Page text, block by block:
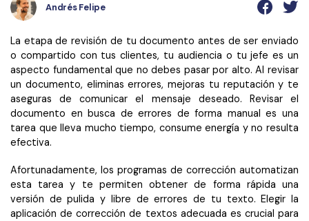
Convertir Word a PDF
Lector de IA
Más herrmientas online
Profesionales
Formulario de PDF
Firmar PDF
eSign PDF
PDF por lotes
PDF OCR
Extraer datos de PDF
Todas las herramientas de IA
Trucos para Mac
Trucos para Windows
Trucos para móviles
Ver más
¿Por qué PDFelement?
Historias de clientes
Comparación de software
Andrés Felipe
La etapa de revisión de tu documento antes de ser enviado
o compartido con tus clientes, tu audiencia o tu jefe es un
aspecto fundamental que no debes pasar por alto. Al revisar
un documento, eliminas errores, mejoras tu reputación y te
aseguras de comunicar el mensaje deseado. Revisar el
documento en busca de errores de forma manual es una
tarea que lleva mucho tiempo, consume energía y no resulta
efectiva.
Afortunadamente, los programas de corrección automatizan
esta tarea y te permiten obtener de forma rápida una
versión de pulida y libre de errores de tu texto. Elegir la
aplicación de corrección de textos adecuada es crucial para